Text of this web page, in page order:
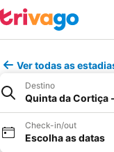
Ver todas as
Destino
Quinta da Cortiça
Check-in/out
Escolha as datas